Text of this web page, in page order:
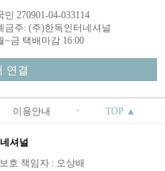
민 270901-04-033114
금주: (주)한독인터네셔널
~금 택배마감 16:00
연결
이용안내 TOP ▲
셔널
호 책임자 : 오상배